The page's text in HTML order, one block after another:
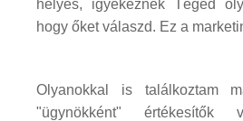
helyes, igyekeznek Téged
hogy őket válaszd. Ez a
Olyanokkal is találkoztam
"ügynökként"